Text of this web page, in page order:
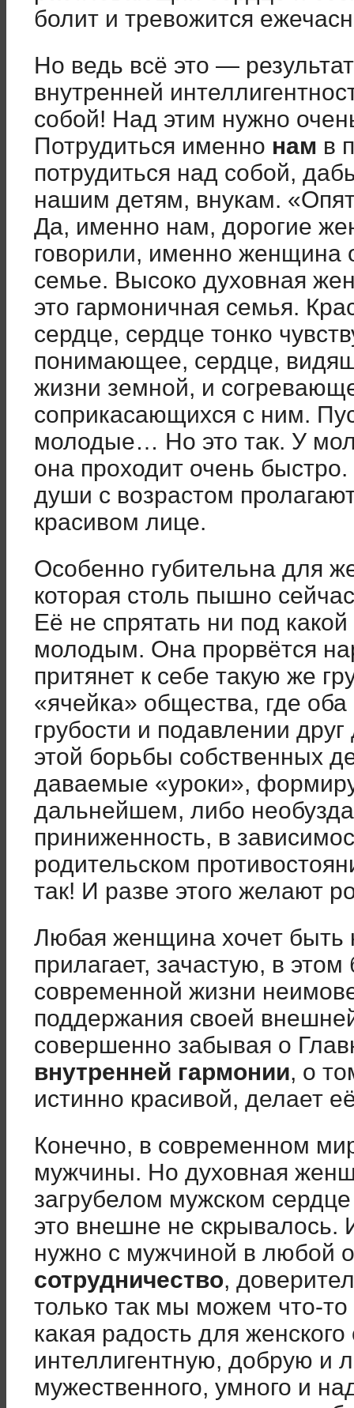
болит и тревожится
Но ведь всё это —
внутренней
собой! Над этим нужно
Потрудиться именно нам в
потрудиться над собой,
нашим детям, внукам.
Да, именно нам, дорогие
говорили, именно женщина
семье. Высоко духовная
это гармоничная семья.
сердце, сердце тонко
понимающее, сердце,
жизни земной, и
соприкасающихся с ним.
молодые… Но это так. У
она проходит очень
души с возрастом
красивом лице.
Особенно губительна для
которая столь пышно
Её не спрятать ни под
молодым. Она прорвётся
притянет к себе такую же
«ячейка» общества, где
грубости и подавлении
этой борьбы собственных
даваемые «уроки»,
дальнейшем, либо
приниженность, в
родительском
так! И разве этого желают
Любая женщина хочет
прилагает, зачастую, в
современной жизни
поддержания своей
совершенно забывая о
внутренней гармонии, о
истинно красивой, делает
Конечно, в современном
мужчины. Но духовная
загрубелом мужском
это внешне не скрывалось.
нужно с мужчиной в любой
сотрудничество,
только так мы можем что-
какая радость для
интеллигентную, добрую и
мужественного, умного и